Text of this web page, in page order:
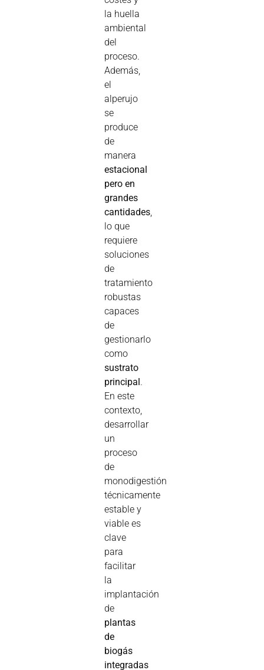
la huella
ambiental
del
proceso.
Además,
el
alperujo
se
produce
de
manera
estacional
pero en
grandes
cantidades
lo que
requiere
soluciones
de
tratamiento
robustas
capaces
de
gestionarlo
como
sustrato
principal.
En este
contexto,
desarrollar
un
proceso
de
monodigestión
técnicamente
estable y
viable es
clave
para
facilitar
la
implantación
de
plantas
de
biogás
integradas